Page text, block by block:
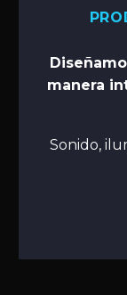
manera
Sonido,